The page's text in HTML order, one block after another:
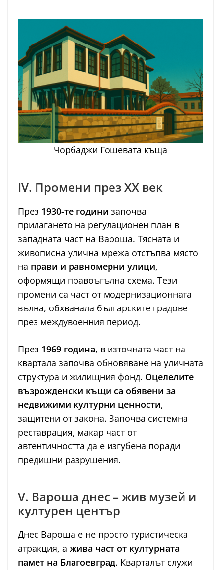
Чорбаджи Гошевата къща
IV. Промени през XX век
През 1930-те години започва
прилагането на регулационен план в
западната част на Вароша. Тясната и
живописна улична мрежа отстъпва място
на прави и равномерни улици,
оформящи правоъгълна схема. Тези
промени са част от модернизационната
вълна, обхванала българските градове
през междувоенния период.
През 1969 година, в източната част на
квартала започва обновяване на уличната
структура и жилищния фонд. Оцелелите
възрожденски къщи са обявени за
недвижими културни ценности,
защитени от закона. Започва системна
реставрация, макар част от
автентичността да е изгубена поради
предишни разрушения.
V. Вароша днес – жив музей и
културен център
Днес Вароша е не просто туристическа
атракция, а жива част от културната
памет на Благоевград. Кварталът служи